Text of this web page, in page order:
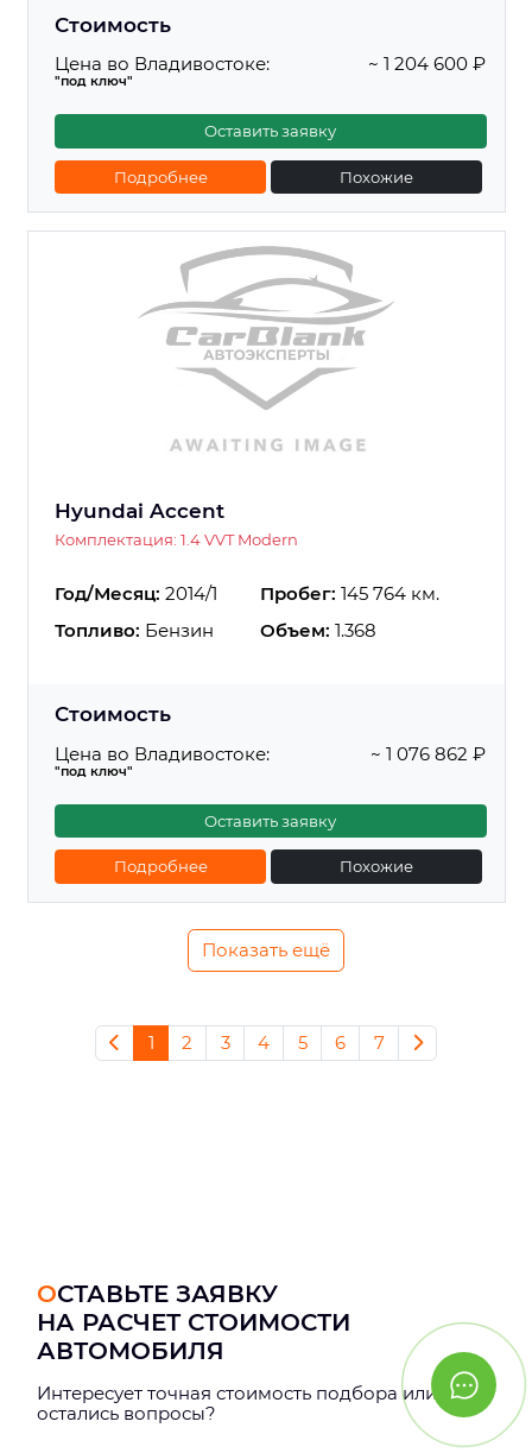
Стоимость
Цена во Владивостоке:
"под ключ"
~ 1 204 600 ₽
Оставить заявку
Подробнее Похожие
Hyundai Accent
Комплектация: 1.4 VVT Modern
Год/Месяц: 2014/1 Пробег: 145 764 км.
Топливо: Бензин Объем: 1.368
Стоимость
Цена во Владивостоке:
"под ключ"
~ 1 076 862 ₽
Оставить заявку
Подробнее Похожие
Показать ещё
1 2 3 4 5 6 7
ОСТАВЬТЕ ЗАЯВКУ
НА РАСЧЕТ СТОИМОСТИ
АВТОМОБИЛЯ
Интерeсует точная стоимость подбора или
остались вопросы?